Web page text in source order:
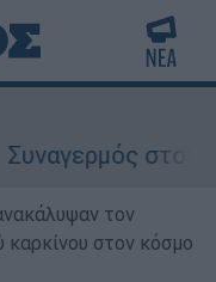
στον
τον
στον κόσμο